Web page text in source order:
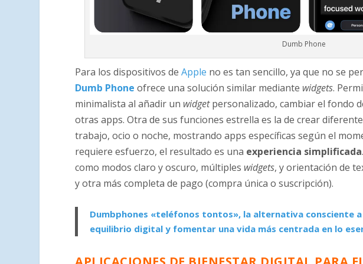
Dumb Phone
Para los dispositivos deApple no es tan sencillo, ya que no se
Dumb Phone ofrece una solución similar mediante widgets.
minimalista al añadir un widgetpersonalizado, cambiar el fondo
otras apps. Otra de sus funciones estrella es la de crear
trabajo, ocio o noche, mostrando apps específicas según el
requiere esfuerzo, el resultado es una experiencia simplificada
como modos claro y oscuro, múltiples widgets, y orientación de
y otra más completa de pago (compra única o suscripción).
Dumbphones «teléfonos tontos», la alternativa consciente
equilibrio digital y fomentar una vida más centrada en lo